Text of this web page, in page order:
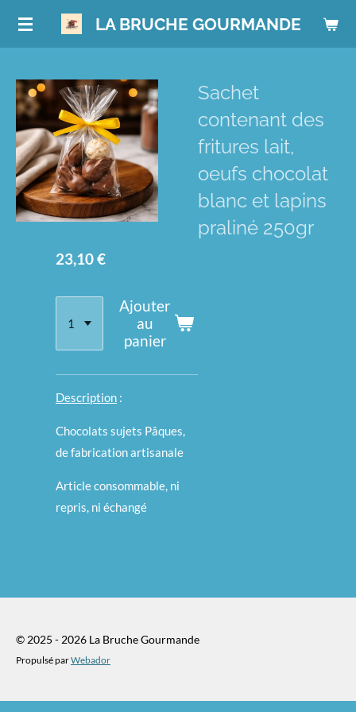
Passer
principal
LA BRUCHE GOURMANDE
Sachet
contenant des
fritures lait,
oeufs chocolat
blanc et lapins
praliné 250gr
23,10 €
Ajouter
au
panier
Description :
Chocolats sujets Pâques,
de fabrication artisanale
Article consommable, ni
repris, ni échangé
© 2025 - 2026 La Bruche Gourmande
Propulsé parWebador